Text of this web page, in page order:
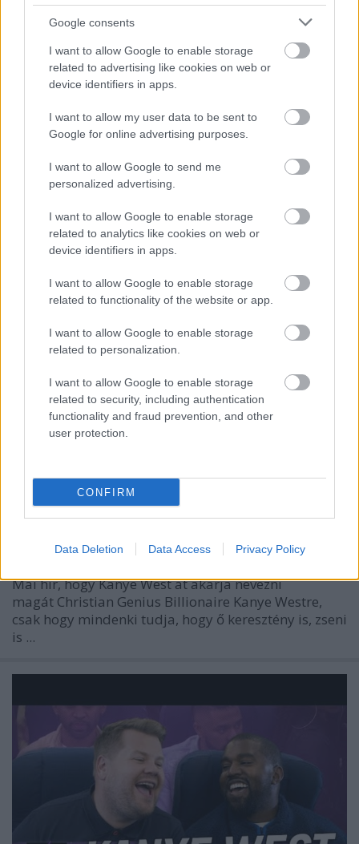
Google consents
I want to allow Google to enable storage
related to advertising like cookies on web or
device identifiers in apps.
I want to allow my user data to be sent to
Google for online advertising purposes.
I want to allow Google to send me
personalized advertising.
I want to allow Google to enable storage
related to analytics like cookies on web or
device identifiers in apps.
I want to allow Google to enable storage
related to functionality of the website or app.
I want to allow Google to enable storage
related to personalization.
I want to allow Google to enable storage
related to security, including authentication
functionality and fraud prevention, and other
user protection.
CONFIRM
Data Deletion Data Access Privacy Policy
Kanye West
dankógábor•2019. november 08.
Mai hír, hogy Kanye West át akarja nevezni
magát Christian Genius Billionaire Kanye Westre,
csak hogy mindenki tudja, hogy ő keresztény is, zseni
is ...